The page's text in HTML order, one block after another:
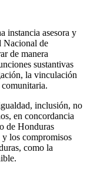
instancia asesora y
Nacional de
de manera
sustantivas
la vinculación
inclusión, no
en concordancia
de Honduras
los compromisos
como la